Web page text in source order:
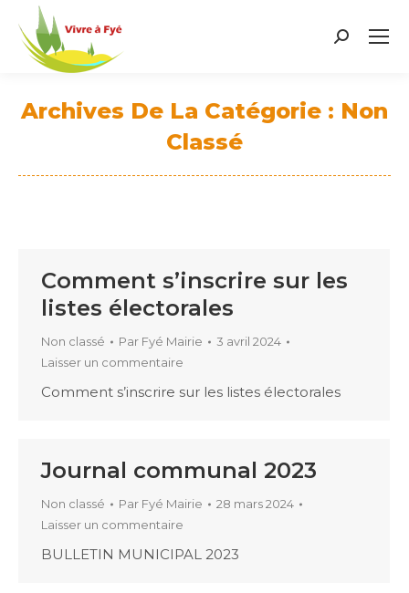
Search:
Archives De La Catégorie : Non
Classé
Comment s’inscrire sur les
listes électorales
Non classé Par Fyé Mairie
3 avril 2024
Laisser un commentaire
Comment s’inscrire sur les listes électorales
Journal communal 2023
Non classé Par Fyé Mairie
28 mars 2024
Laisser un commentaire
BULLETIN MUNICIPAL 2023